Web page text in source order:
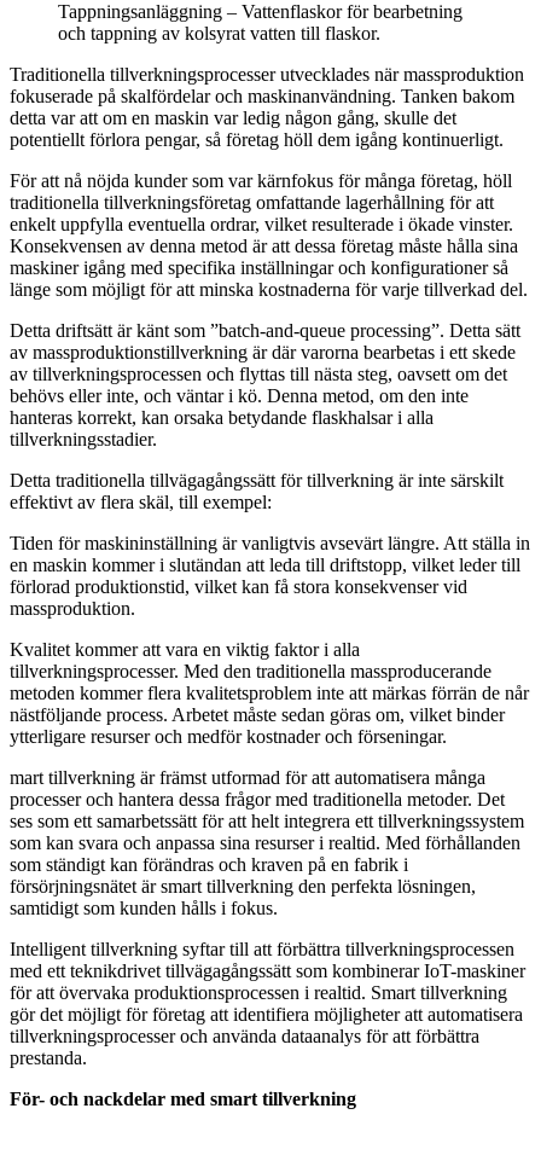
Tappningsanläggning – Vattenflaskor för bearbetning
och tappning av kolsyrat vatten till flaskor.
Traditionella tillverkningsprocesser utvecklades när massproduktion
fokuserade på skalfördelar och maskinanvändning. Tanken bakom
detta var att om en maskin var ledig någon gång, skulle det
potentiellt förlora pengar, så företag höll dem igång kontinuerligt.
För att nå nöjda kunder som var kärnfokus för många företag, höll
traditionella tillverkningsföretag omfattande lagerhållning för att
enkelt uppfylla eventuella ordrar, vilket resulterade i ökade vinster.
Konsekvensen av denna metod är att dessa företag måste hålla sina
maskiner igång med specifika inställningar och konfigurationer så
länge som möjligt för att minska kostnaderna för varje tillverkad del.
Detta driftsätt är känt som ”batch-and-queue processing”. Detta sätt
av massproduktionstillverkning är där varorna bearbetas i ett skede
av tillverkningsprocessen och flyttas till nästa steg, oavsett om det
behövs eller inte, och väntar i kö. Denna metod, om den inte
hanteras korrekt, kan orsaka betydande flaskhalsar i alla
tillverkningsstadier.
Detta traditionella tillvägagångssätt för tillverkning är inte särskilt
effektivt av flera skäl, till exempel:
Tiden för maskininställning är vanligtvis avsevärt längre. Att ställa in
en maskin kommer i slutändan att leda till driftstopp, vilket leder till
förlorad produktionstid, vilket kan få stora konsekvenser vid
massproduktion.
Kvalitet kommer att vara en viktig faktor i alla
tillverkningsprocesser. Med den traditionella massproducerande
metoden kommer flera kvalitetsproblem inte att märkas förrän de når
nästföljande process. Arbetet måste sedan göras om, vilket binder
ytterligare resurser och medför kostnader och förseningar.
mart tillverkning är främst utformad för att automatisera många
processer och hantera dessa frågor med traditionella metoder. Det
ses som ett samarbetssätt för att helt integrera ett tillverkningssystem
som kan svara och anpassa sina resurser i realtid. Med förhållanden
som ständigt kan förändras och kraven på en fabrik i
försörjningsnätet är smart tillverkning den perfekta lösningen,
samtidigt som kunden hålls i fokus.
Intelligent tillverkning syftar till att förbättra tillverkningsprocessen
med ett teknikdrivet tillvägagångssätt som kombinerar IoT-maskiner
för att övervaka produktionsprocessen i realtid. Smart tillverkning
gör det möjligt för företag att identifiera möjligheter att automatisera
tillverkningsprocesser och använda dataanalys för att förbättra
prestanda.
För- och nackdelar med smart tillverkning